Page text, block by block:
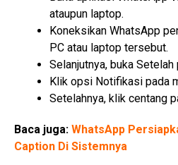
ataupun laptop.
Koneksikan WhatsApp
PC atau laptop tersebut.
Selanjutnya, buka
Klik opsi Notifikasi pada
Setelahnya, klik centang
Baca juga: WhatsApp
Caption Di Sistemnya